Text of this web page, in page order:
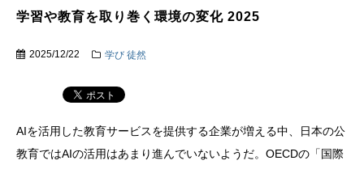
学習や教育を取り巻く環境の変化 2025
2025/12/22 学び 徒然
AIを活用した教育サービスを提供する企業が増える中、日本の公
教育ではAIの活用はあまり進んでいないようだ。OECDの「国際